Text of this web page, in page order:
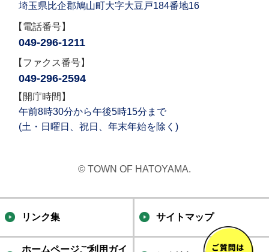
埼玉県比企郡鳩山町大字大豆戸184番地16
【電話番号】
049-296-1211
【ファクス番号】
049-296-2594
【開庁時間】
午前8時30分から午後5時15分まで
(土・日曜日、祝日、年末年始を除く)
© TOWN OF HATOYAMA.
リンク集 サイトマップ
ホームページご利用ガイ